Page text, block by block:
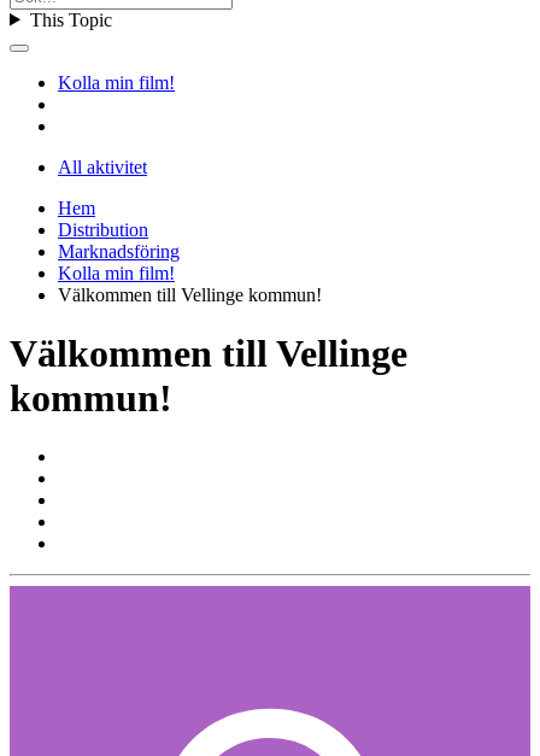
This Topic
Kolla min film!
All aktivitet
Hem
Distribution
Marknadsföring
Kolla min film!
Välkommen till Vellinge kommun!
Välkommen till Vellinge
kommun!